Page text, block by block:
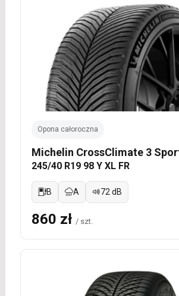
Opona całoroczna
Michelin CrossClimate 3
245/40 R19 98 Y XL FR
B A 72 dB
860 zł / szt.